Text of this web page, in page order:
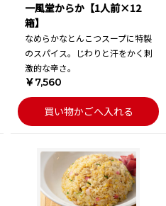
一風堂からか【1人前×12
箱】
なめらかなとんこつスープに特製
のスパイス。じわりと汗をかく刺
激的な辛さ。
￥7,560
買い物かごへ入れる